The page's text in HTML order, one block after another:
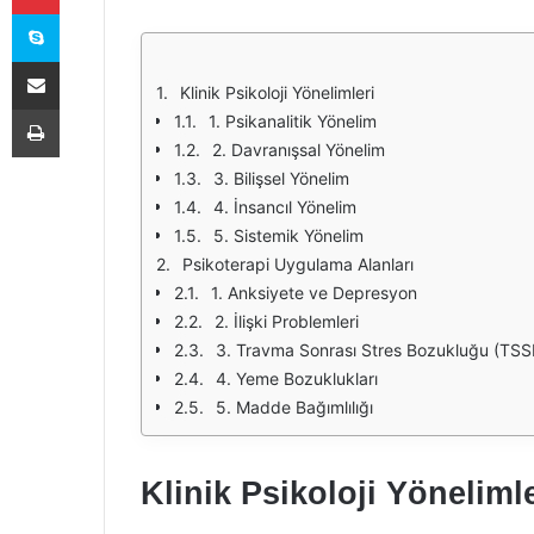
Klinik Psikoloji Yönelimleri
1. Psikanalitik Yönelim
2. Davranışsal Yönelim
3. Bilişsel Yönelim
4. İnsancıl Yönelim
5. Sistemik Yönelim
Psikoterapi Uygulama Alanları
1. Anksiyete ve Depresyon
2. İlişki Problemleri
3. Travma Sonrası Stres Bozukluğu
4. Yeme Bozuklukları
5. Madde Bağımlılığı
Klinik Psikoloji
Skype
E-Posta ile paylaş